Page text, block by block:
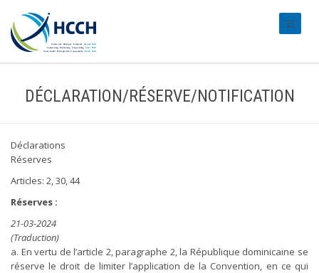
DÉCLARATION/RÉSERVE/NOTIFICATION
Déclarations
Réserves
Articles: 2, 30, 44
Réserves :
21-03-2024
(Traduction)
a. En vertu de l’article 2, paragraphe 2, la République dominicaine se
réserve le droit de limiter l’application de la Convention, en ce qui